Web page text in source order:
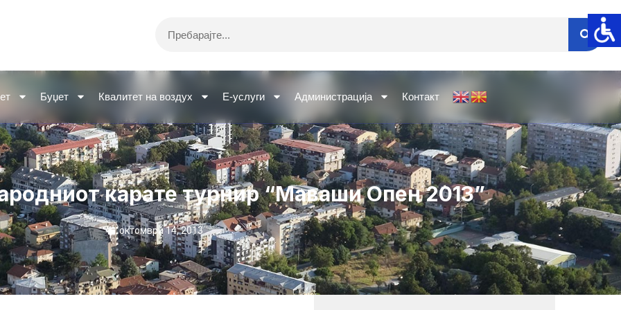
Буџет Квалитет на воздух Е-услуги Администрација Контакт
карате турнир “Маваши Опен 2013”
октомври 14, 2013